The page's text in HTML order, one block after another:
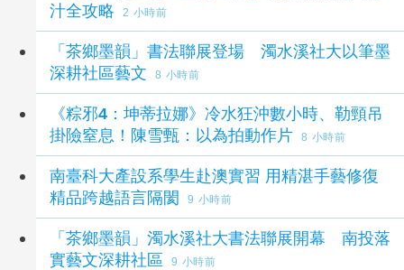
汁全攻略
2 小時前
「茶鄉墨韻」書法聯展登場 濁水溪社大以筆墨
深耕社區藝文
8 小時前
《粽邪4：坤蒂拉娜》冷水狂沖數小時、勒頸吊
掛險窒息！陳雪甄：以為拍動作片
8 小時前
南臺科大產設系學生赴澳實習 用精湛手藝修復
精品跨越語言隔閡
9 小時前
「茶鄉墨韻」濁水溪社大書法聯展開幕 南投落
實藝文深耕社區
9 小時前